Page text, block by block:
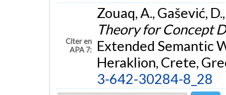
Citer en
APA 7:
Zouaq, A., Gašević,
Theory for Concept
Extended Semantic
Heraklion, Crete,
3-642-30284-8_28